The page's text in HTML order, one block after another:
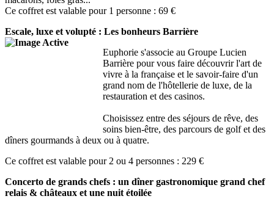
Ce coffret est valable pour 1 personne : 69 €
Escale, luxe et volupté : Les bonheurs Barrière
Euphorie s'associe au Groupe Lucien
Barrière pour vous faire découvrir l'art de
vivre à la française et le savoir-faire d'un
grand nom de l'hôtellerie de luxe, de la
restauration et des casinos.
Choisissez entre des séjours de rêve, des
soins bien-être, des parcours de golf et des
dîners gourmands à deux ou à quatre.
Ce coffret est valable pour 2 ou 4 personnes : 229 €
Concerto de grands chefs : un dîner gastronomique grand chef
relais & châteaux et une nuit étoilée